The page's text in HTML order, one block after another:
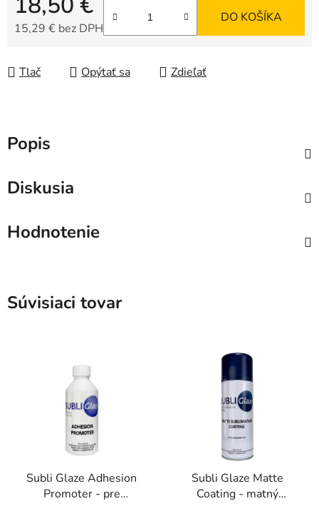
15,29 € bez DPH
DO KOŠÍKA
Tlač Opýtať sa Zdieľať
Popis
Diskusia
Hodnotenie
Súvisiaci tovar
Subli Glaze Adhesion
Promoter - pre
Subli Glaze Matte
Coating - matný